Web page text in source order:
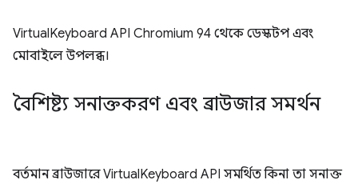
VirtualKeyboard API Chromium 94 থেকে ডেস্কটপ এবং
মোবাইলে উপলব্ধ।
বৈশিষ্ট্য সনাক্তকরণ এবং ব্রাউজার সমর্থন
বর্তমান ব্রাউজারে VirtualKeyboard API সমর্থিত কিনা তা সনাক্ত